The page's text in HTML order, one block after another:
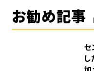
お勧め記事
セ
加